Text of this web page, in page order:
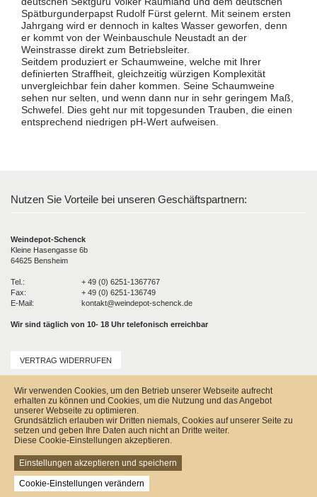
Spätburgunderpapst Rudolf Fürst gelernt. Mit seinem ersten
Jahrgang wird er dennoch in kaltes Wasser geworfen, denn
er kommt von der Weinbauschule Neustadt an der
Weinstrasse direkt zum Betriebsleiter.
Seitdem produziert er Schaumweine, welche mit Ihrer
definierten Straffheit, gleichzeitig würzigen Komplexität
unvergleichbar fein daher kommen. Seine Schaumweine
sehen nur selten, und wenn dann nur in sehr geringem Maß,
Schwefel. Dies geht nur mit topgesunden Trauben, die einen
entsprechend niedrigen pH-Wert aufweisen.
Nutzen Sie Vorteile bei unseren Geschäftspartnern:
Weindepot-Schenck
Kleine Hasengasse 6b
64625 Bensheim
Tel.:
+ 49 (0) 6251-1367767
Fax:
+ 49 (0) 6251-136749
E-Mail:
kontakt@weindepot-schenck.de
Wir sind täglich von 10- 18 Uhr telefonisch erreichbar
VERTRAG WIDERRUFEN
Versandkosten
Kontakt
Zahlungsmöglichkeiten
Rückgabe & Widerrufsrecht
Impressum
Datenschutz
Sitemap
Wir verwenden Cookies, um den Betrieb unserer Webseite aufrecht
erhalten zu können und Cookies, um die Nutzung und das Angebot
unserer Webseite zu optimieren.
Grundsätzlich erlauben wir Dritten niemals, Cookies auf unserer Seite zu
setzen und geben Ihre Daten auch nicht an Dritte weiter.
Diese Cookie-Einstellungen akzeptieren.
Einstellungen akzeptieren und speichern
Cookie-Einstellungen verändern